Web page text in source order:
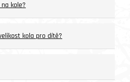
kole?
kola pro dítě?